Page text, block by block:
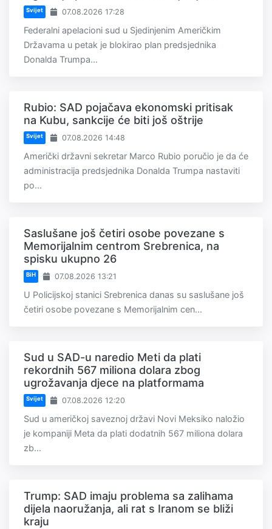
Svijet 07.08.2026 17:28
Federalni apelacioni sud u Sjedinjenim Američkim
Državama u petak je blokirao plan predsjednika
Donalda Trumpa...
Rubio: SAD pojačava ekonomski pritisak
na Kubu, sankcije će biti još oštrije
Svijet 07.08.2026 14:48
Američki državni sekretar Marco Rubio poručio je da će
administracija predsjednika Donalda Trumpa nastaviti
po...
Saslušane još četiri osobe povezane s
Memorijalnim centrom Srebrenica, na
spisku ukupno 26
BiH 07.08.2026 13:21
U Policijskoj stanici Srebrenica danas su saslušane još
četiri osobe povezane s Memorijalnim cen...
Sud u SAD-u naredio Meti da plati
rekordnih 567 miliona dolara zbog
ugrožavanja djece na platformama
Svijet 07.08.2026 12:20
Sud u američkoj saveznoj državi Novi Meksiko naložio
je kompaniji Meta da plati dodatnih 567 miliona dolara
zb...
Trump: SAD imaju problema sa zalihama
dijela naoružanja, ali rat s Iranom se bliži
kraju